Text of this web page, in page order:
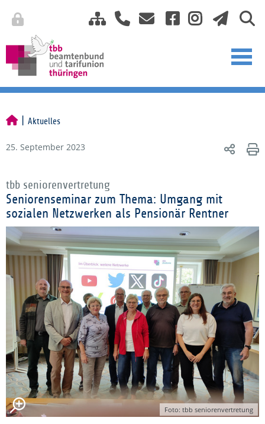
Aktuelles
25. September 2023
tbb seniorenvertretung
Seniorenseminar zum Thema: Umgang mit
sozialen Netzwerken als Pensionär Rentner
Foto: tbb seniorenvertretung